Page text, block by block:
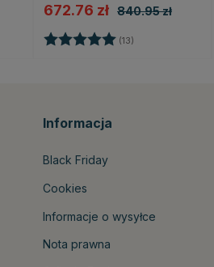
672.76 zł 840.95 zł
Ocena: (13)
Informacja
Black Friday
Cookies
Informacje o wysyłce
Nota prawna